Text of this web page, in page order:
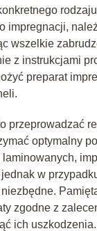
impregnacji,
wszelkie
z instrukcjami
preparat
przeprowadzać
optymalny
w
zgodne z
ich